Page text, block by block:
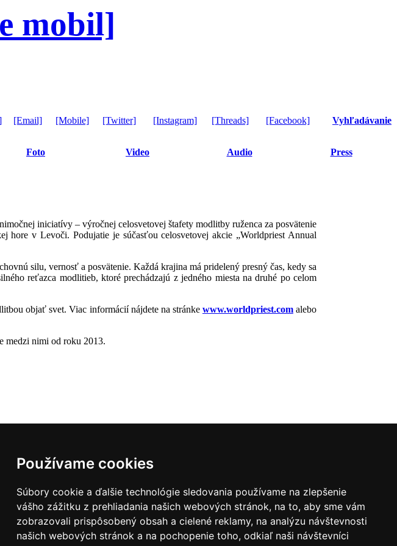
Používame cookies
Súbory cookie a ďalšie technológie sledovania používame na zlepšenie
vášho zážitku z prehliadania našich webových stránok, na to, aby sme vám
zobrazovali prispôsobený obsah a cielené reklamy, na analýzu návštevnosti
našich webových stránok a na pochopenie toho, odkiaľ naši návštevníci
mobil]
[Email] [Mobile] [Twitter] [Instagram] [Threads] [Facebook] Vyhľadávanie
Foto Video Audio Press
iniciatívy – výročnej celosvetovej štafety modlitby ruženca za posvätenie
hore v Levoči. Podujatie je súčasťou celosvetovej akcie „Worldpriest Annual
silu, vernosť a posvätenie. Každá krajina má pridelený presný čas, kedy sa
reťazca modlitieb, ktoré prechádzajú z jedného miesta na druhé po celom
objať svet. Viac informácií nájdete na stránke www.worldpriest.comalebo
medzi nimi od roku 2013.
|Fotobanka|Hovorca KBS |Zoznam hovorcov diecéz
Katolícke noviny |Výveska Do kostola
Nastavenie Cookies